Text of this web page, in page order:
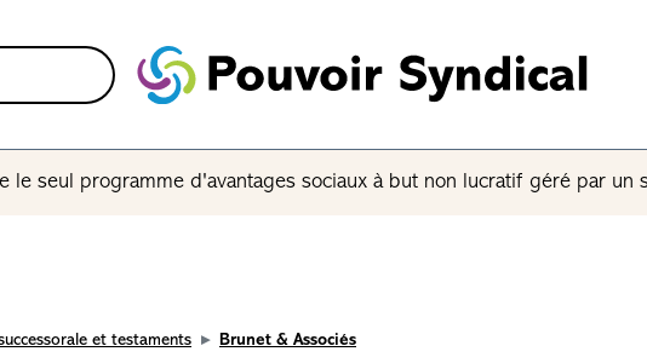
le seul programme d'avantages sociaux à but non lucratif géré par un
et testaments Brunet & Associés